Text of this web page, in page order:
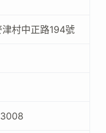
村中正路194號